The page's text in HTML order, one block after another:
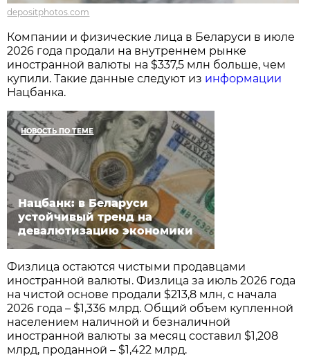
depositphotos.com
Компании и физические лица в Беларуси в июле
2026 года продали на внутреннем рынке
иностранной валюты на $337,5 млн больше, чем
купили. Такие данные следуют из информации
Нацбанка.
НОВОСТЬ ПО ТЕМЕ
Нацбанк: в Беларуси
устойчивый тренд на
девалютизацию экономики
Физлица остаются чистыми продавцами
иностранной валюты. Физлица за июль 2026 года
на чистой основе продали $213,8 млн, с начала
2026 года – $1,336 млрд. Общий объем купленной
населением наличной и безналичной
иностранной валюты за месяц составил $1,208
млрд, проданной – $1,422 млрд.